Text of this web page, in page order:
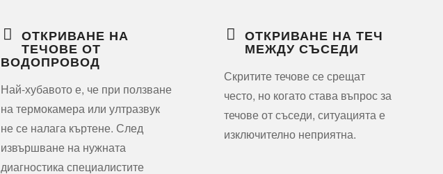
ОТКРИВАНЕ НА
ТЕЧОВЕ ОТ
ВОДОПРОВОД
Най-хубавото е, че при ползване
на термокамера или ултразвук
не се налага къртене. След
извършване на нужната
диагностика специалистите
ОТКРИВАНЕ НА ТЕЧ
МЕЖДУ СЪСЕДИ
Скритите течове се срещат
често, но когато става въпрос за
течове от съседи, ситуацията е
изключително неприятна.